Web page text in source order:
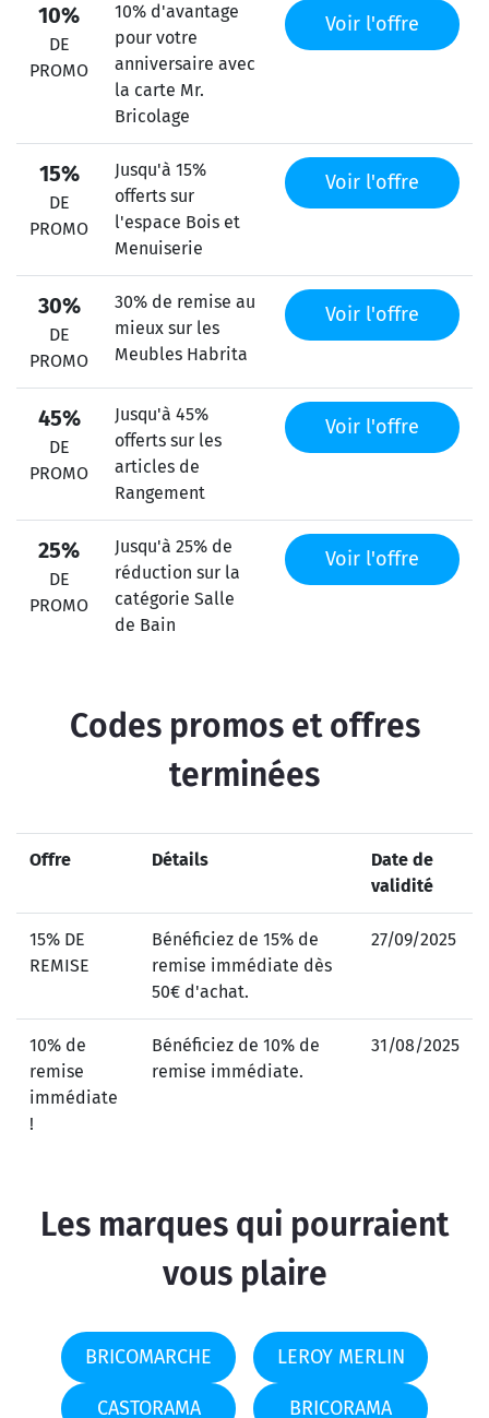
10%
DE
PROMO
10% d'avantage
pour votre
anniversaire avec
la carte Mr.
Bricolage
Voir l'offre
15%
DE
PROMO
Jusqu'à 15%
offerts sur
l'espace Bois et
Menuiserie
Voir l'offre
30%
DE
PROMO
30% de remise au
mieux sur les
Meubles Habrita
Voir l'offre
45%
DE
PROMO
Jusqu'à 45%
offerts sur les
articles de
Rangement
Voir l'offre
25%
DE
PROMO
Jusqu'à 25% de
réduction sur la
catégorie Salle
de Bain
Voir l'offre
Codes promos et offres
terminées
Offre Détails
Date de
validité
15% DE
REMISE
Bénéficiez de 15% de
remise immédiate dès
50€ d'achat.
27/09/2025
10% de
remise
immédiate
!
Bénéficiez de 10% de
remise immédiate.
31/08/2025
Les marques qui pourraient
vous plaire
BRICOMARCHE LEROY MERLIN
CASTORAMA BRICORAMA